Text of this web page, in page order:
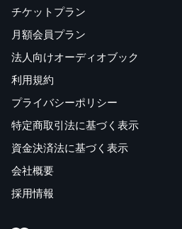
チケットプラン
月額会員プラン
法人向けオーディオブック
利用規約
プライバシーポリシー
特定商取引法に基づく表示
資金決済法に基づく表示
会社概要
採用情報